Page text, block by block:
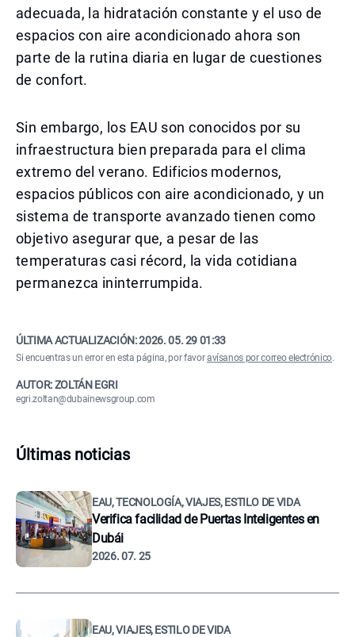
adecuada, la hidratación constante y el uso de
espacios con aire acondicionado ahora son
parte de la rutina diaria en lugar de cuestiones
de confort.
Sin embargo, los EAU son conocidos por su
infraestructura bien preparada para el clima
extremo del verano. Edificios modernos,
espacios públicos con aire acondicionado, y un
sistema de transporte avanzado tienen como
objetivo asegurar que, a pesar de las
temperaturas casi récord, la vida cotidiana
permanezca ininterrumpida.
ÚLTIMA ACTUALIZACIÓN:2026. 05. 29 01:33
Si encuentras un error en esta página, por favoravísanos por correo electrónico.
AUTOR: ZOLTÁN EGRI
egri.zoltan@dubainewsgroup.com
Últimas noticias
EAU, TECNOLOGÍA, VIAJES, ESTILO DE VIDA
Verifica facilidad de Puertas Inteligentes en
Dubái
2026. 07. 25
EAU, VIAJES, ESTILO DE VIDA